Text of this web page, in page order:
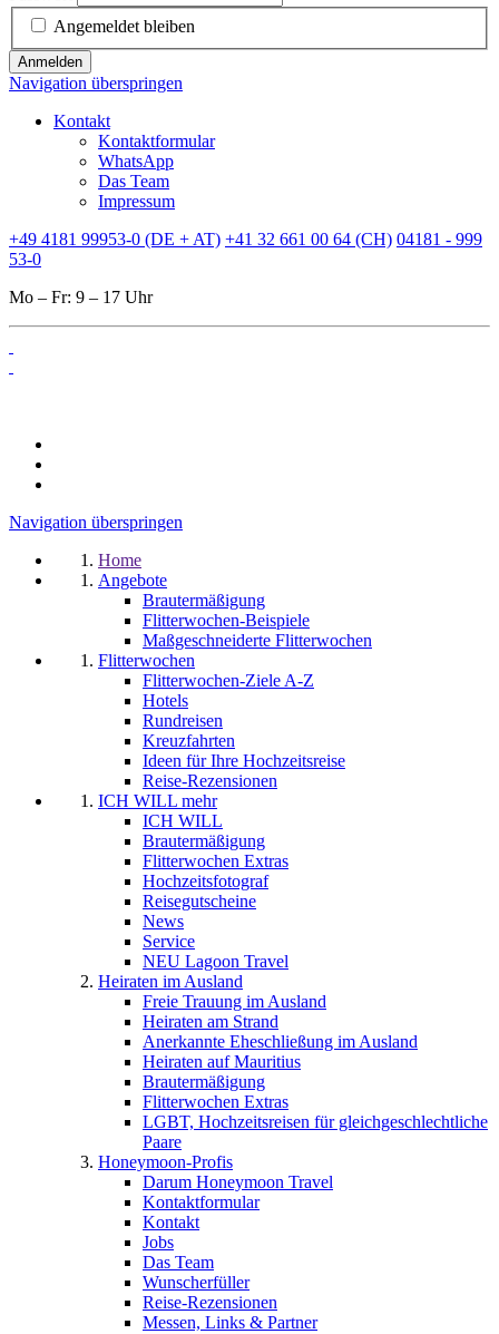
Angemeldet bleiben
Anmelden
Navigation überspringen
Kontakt
Kontaktformular
WhatsApp
Das Team
Impressum
+49 4181 99953-0 (DE + AT) +41 32 661 00 64 (CH) 04181 - 999
53-0
Mo – Fr: 9 – 17 Uhr
Navigation überspringen
Home
Angebote
Brautermäßigung
Flitterwochen-Beispiele
Maßgeschneiderte Flitterwochen
Flitterwochen
Flitterwochen-Ziele A-Z
Hotels
Rundreisen
Kreuzfahrten
Ideen für Ihre Hochzeitsreise
Reise-Rezensionen
ICH WILL mehr
ICH WILL
Brautermäßigung
Flitterwochen Extras
Hochzeitsfotograf
Reisegutscheine
News
Service
NEU Lagoon Travel
Heiraten im Ausland
Freie Trauung im Ausland
Heiraten am Strand
Anerkannte Eheschließung im Ausland
Heiraten auf Mauritius
Brautermäßigung
Flitterwochen Extras
LGBT, Hochzeitsreisen für gleichgeschlechtliche
Paare
Honeymoon-Profis
Darum Honeymoon Travel
Kontaktformular
Kontakt
Jobs
Das Team
Wunscherfüller
Reise-Rezensionen
Messen, Links & Partner